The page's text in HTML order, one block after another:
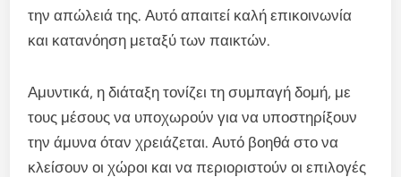
την απώλειά της. Αυτό απαιτεί καλή επικοινωνία
και κατανόηση μεταξύ των παικτών.
Αμυντικά, η διάταξη τονίζει τη συμπαγή δομή, με
τους μέσους να υποχωρούν για να υποστηρίξουν
την άμυνα όταν χρειάζεται. Αυτό βοηθά στο να
κλείσουν οι χώροι και να περιοριστούν οι επιλογές